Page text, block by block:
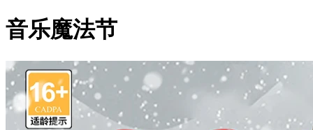
音乐魔法节